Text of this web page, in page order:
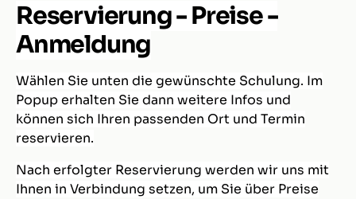
Reservierung - Preise -
Anmeldung
Wählen Sie unten die gewünschte Schulung. Im
Popup erhalten Sie dann weitere Infos und
können sich Ihren passenden Ort und Termin
reservieren.
Nach erfolgter Reservierung werden wir uns mit
Ihnen in Verbindung setzen, um Sie über Preise